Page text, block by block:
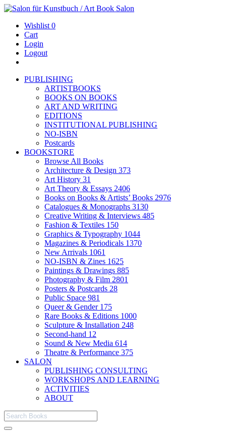
Wishlist 0
Cart
Login
Logout
PUBLISHING
ARTISTBOOKS
BOOKS ON BOOKS
ART AND WRITING
EDITIONS
INSTITUTIONAL PUBLISHING
NO-ISBN
Postcards
BOOKSTORE
Browse All Books
Architecture & Design 373
Art History 31
Art Theory & Essays 2406
Books on Books & Artists’ Books 2976
Catalogues & Monographs 3130
Creative Writing & Interviews 485
Fashion & Textiles 150
Graphics & Typography 1044
Magazines & Periodicals 1370
New Arrivals 1061
NO-ISBN & Zines 1625
Paintings & Drawings 885
Photography & Film 2801
Posters & Postcards 28
Public Space 981
Queer & Gender 175
Rare Books & Editions 1000
Sculpture & Installation 248
Second-hand 12
Sound & New Media 614
Theatre & Performance 375
SALON
PUBLISHING CONSULTING
WORKSHOPS AND LEARNING
ACTIVITIES
ABOUT